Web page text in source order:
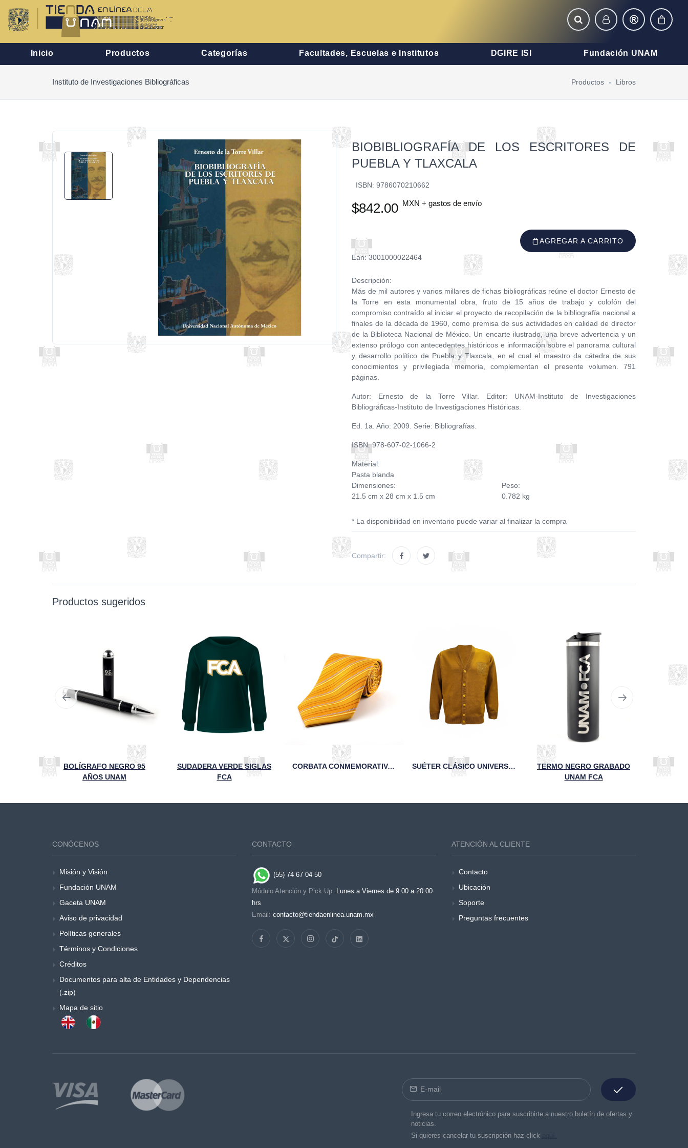
Inicio Productos Categorías Facultades, Escuelas e Institutos DGIRE ISI Fundación UNAM
Instituto de Investigaciones Bibliográficas Productos Libros
BIOBIBLIOGRAFÍA DE LOS ESCRITORES DE
PUEBLA Y TLAXCALA
ISBN: 9786070210662
$842.00 MXN + gastos de envío
AGREGAR A CARRITO
Ean: 3001000022464
Descripción:
Más de mil autores y varios millares de fichas bibliográficas reúne el doctor Ernesto de
la Torre en esta monumental obra, fruto de 15 años de trabajo y colofón del
compromiso contraído al iniciar el proyecto de recopilación de la bibliografía nacional a
finales de la década de 1960, como premisa de sus actividades en calidad de director
de la Biblioteca Nacional de México. Un encarte ilustrado, una breve advertencia y un
extenso prólogo con antecedentes históricos e información sobre el panorama cultural
y desarrollo político de Puebla y Tlaxcala, en el cual el maestro da cátedra de sus
conocimientos y privilegiada memoria, complementan el presente volumen. 791
páginas.
Autor: Ernesto de la Torre Villar. Editor: UNAM-Instituto de Investigaciones
Bibliográficas-Instituto de Investigaciones Históricas.
Ed. 1a. Año: 2009. Serie: Bibliografías.
ISBN: 978-607-02-1066-2
Material:
Pasta blanda
Dimensiones:
21.5 cm x 28 cm x 1.5 cm
Peso:
0.782 kg
* La disponibilidad en inventario puede variar al finalizar la compra
Compartir:
Productos sugeridos
BOLÍGRAFO NEGRO 95
AÑOS UNAM
SUDADERA VERDE SIGLAS
FCA
CORBATA CONMEMORATIVA DE LOS 95 AÑOS DE LA FCA SUÉTER CLÁSICO UNIVERSITARIO ESCUDO UNAM DORADO
TERMO NEGRO GRABADO
UNAM FCA
CONÓCENOS
Misión y Visión
Fundación UNAM
Gaceta UNAM
Aviso de privacidad
Políticas generales
Términos y Condiciones
Créditos
Documentos para alta de Entidades y Dependencias
(.zip)
Mapa de sitio
CONTACTO
(55) 74 67 04 50
Módulo Atención y Pick Up: Lunes a Viernes de 9:00 a 20:00
hrs
Email: contacto@tiendaenlinea.unam.mx
ATENCIÓN AL CLIENTE
Contacto
Ubicación
Soporte
Preguntas frecuentes
Ingresa tu correo electrónico para suscribirte a nuestro boletín de ofertas y
noticias.
Si quieres cancelar tu suscripción haz click